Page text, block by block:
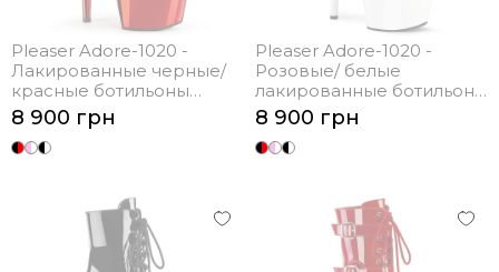
Pleaser Adore-1020 -
Лакированные черные/
красные ботильоны
(каблук 17.8 см)
8 900 грн
Pleaser Adore-1020 -
Розовые/ белые
лакированные ботильоны
(каблук 17.8 см)
8 900 грн